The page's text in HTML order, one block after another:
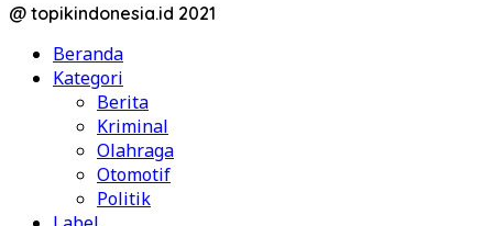
@ topikindonesia.id 2021
Beranda
Kategori
Berita
Kriminal
Olahraga
Otomotif
Politik